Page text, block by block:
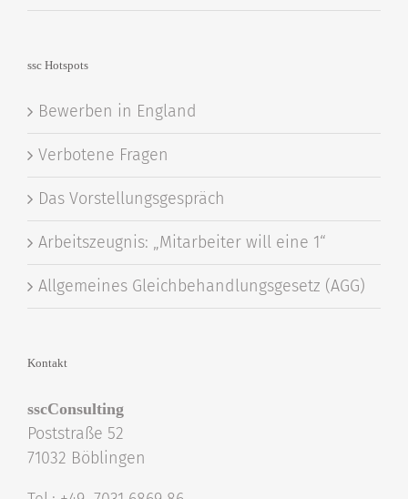
ssc Hotspots
Bewerben in England
Verbotene Fragen
Das Vorstellungsgespräch
Arbeitszeugnis: „Mitarbeiter will eine 1“
Allgemeines Gleichbehandlungsgesetz (AGG)
Kontakt
sscConsulting
Poststraße 52
71032 Böblingen